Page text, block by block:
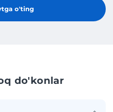
o'ting
do'konlar